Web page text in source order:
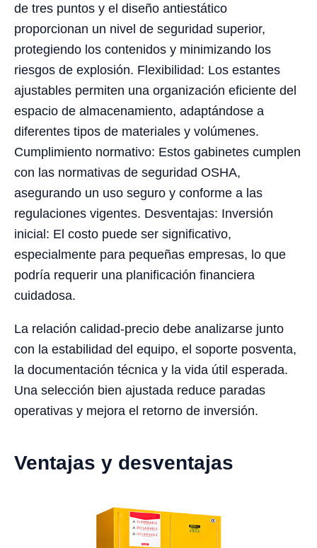
de tres puntos y el diseño antiestático
proporcionan un nivel de seguridad superior,
protegiendo los contenidos y minimizando los
riesgos de explosión. Flexibilidad: Los estantes
ajustables permiten una organización eficiente del
espacio de almacenamiento, adaptándose a
diferentes tipos de materiales y volúmenes.
Cumplimiento normativo: Estos gabinetes cumplen
con las normativas de seguridad OSHA,
asegurando un uso seguro y conforme a las
regulaciones vigentes. Desventajas: Inversión
inicial: El costo puede ser significativo,
especialmente para pequeñas empresas, lo que
podría requerir una planificación financiera
cuidadosa.
La relación calidad-precio debe analizarse junto
con la estabilidad del equipo, el soporte posventa,
la documentación técnica y la vida útil esperada.
Una selección bien ajustada reduce paradas
operativas y mejora el retorno de inversión.
Ventajas y desventajas